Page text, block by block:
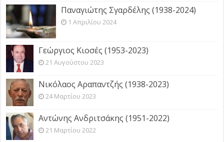
Παναγιώτης Σγαρδέλης (1938-2024)
1 Απριλίου 2024
Γεώργιος Κιοσές (1953-2023)
21 Αυγούστου 2023
Νικόλαος Αραπαντζής (1938-2023)
24 Μαρτίου 2023
Αντώνης Ανδριτσάκης (1951-2022)
21 Μαρτίου 2022